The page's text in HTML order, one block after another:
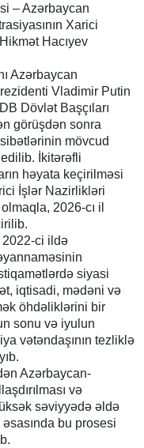
– Azərbaycan
Xarici
Hacıyev
Azərbaycan
Vladimir Putin
Dövlət Başçıları
görüşdən sonra
mövcud
İkitərəfli
həyata keçirilməsi
İşlər Nazirlikləri
2026-cı il
ci ildə
siyasi
iqtisadi, mədəni və
öhdəliklərini bir
sonu və iyulun
vətəndaşının tezliklə
Azərbaycan-
və
səviyyədə əldə
bu prosesi